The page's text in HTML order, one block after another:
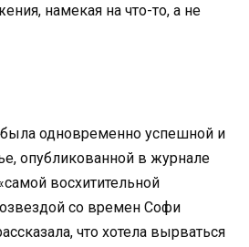
намекая на что-то, а не
одновременно успешной и
опубликованной в журнале
восхитительной
со времен Софи
что хотела вырваться